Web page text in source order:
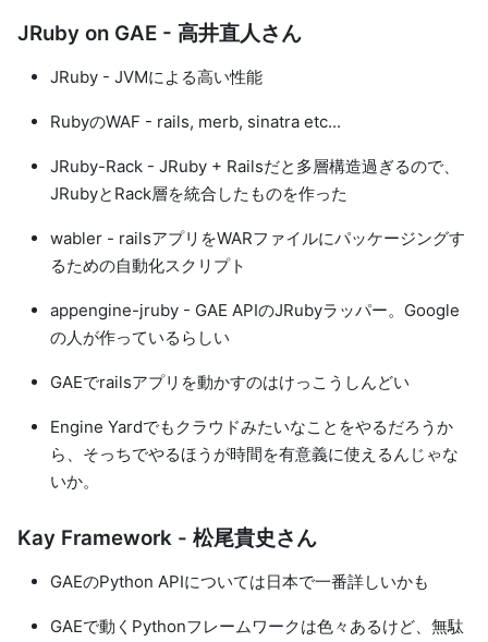
JRuby on GAE - 高井直人さん
JRuby - JVMによる高い性能
RubyのWAF - rails, merb, sinatra etc...
JRuby-Rack - JRuby + Railsだと多層構造過ぎるので、
JRubyとRack層を統合したものを作った
wabler - railsアプリをWARファイルにパッケージングす
るための自動化スクリプト
appengine-jruby - GAE APIのJRubyラッパー。Google
の人が作っているらしい
GAEでrailsアプリを動かすのはけっこうしんどい
Engine Yardでもクラウドみたいなことをやるだろうか
ら、そっちでやるほうが時間を有意義に使えるんじゃな
いか。
Kay Framework - 松尾貴史さん
GAEのPython APIについては日本で一番詳しいかも
GAEで動くPythonフレームワークは色々あるけど、無駄